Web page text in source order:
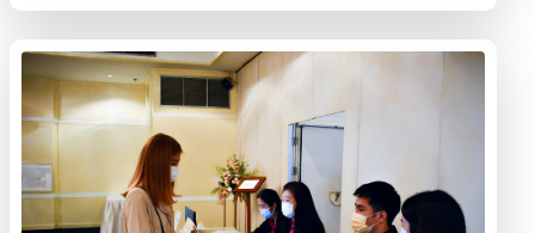
“NOT A COLLECTION. IT’S OUR MISSION.” เพราะวาโก้
ไม่ใช่แค่คอลเลกชันชุดชั้นใน แต่คือภารกิจรักษ์โลกอย่างยั่งยืน
ในงานสหกรุ๊ปแฟร์ ครั้งที่ 27 บริษัทฯ ได้เปิดตัว 2 คอลเลคชัน
ใหม่ คือ "WACOAL INDIN" ชุดชั้นในที่รังสรรค์ด้วยความงาม
จากสีสันธรรมชาติของชั้นดิน อีกทั้งเพิ่มคุณค่าในการสวมใส่
ด้วยการผลิตจากเส้นใยธรรมชาติและวัสดุหมุนเวียน และ
“WACOAL FREEDOM อิสระ…ที่ไม่มีนิยาม” รุ่น Limited
Underwear เช่น กางเกงบ็อกเซอร์ผ้าลูกไม้สำหรับผู้ชายที่